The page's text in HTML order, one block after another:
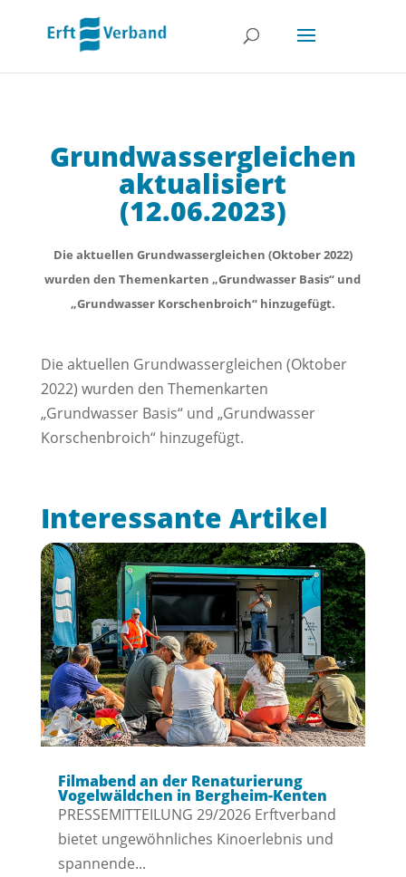
Grundwassergleichen
aktualisiert
(12.06.2023)
Die aktuellen Grundwassergleichen (Oktober 2022)
wurden den Themenkarten „Grundwasser Basis“ und
„Grundwasser Korschenbroich“ hinzugefügt.
Die aktuellen Grundwassergleichen (Oktober
2022) wurden den Themenkarten
„Grundwasser Basis“ und „Grundwasser
Korschenbroich“ hinzugefügt.
Interessante Artikel
Filmabend an der Renaturierung
Vogelwäldchen in Bergheim-Kenten
PRESSEMITTEILUNG 29/2026 Erftverband
bietet ungewöhnliches Kinoerlebnis und
spannende...